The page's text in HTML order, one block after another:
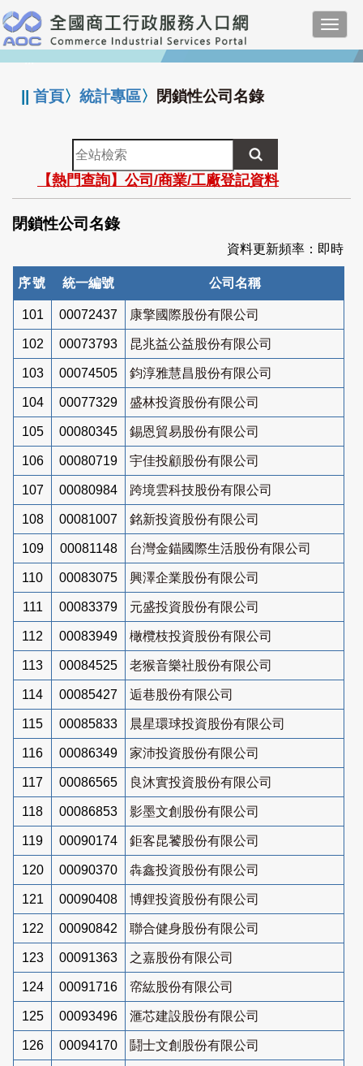
跳
到
主
要
:::
||首頁〉統計專區〉 閉鎖性公司名錄
全
站
檢
索
【熱門查詢】公司/商業/工廠登記資料
閉鎖性公司名錄
資料更新頻率：即時
序號 統一編號 公司名稱
101 00072437 康擎國際股份有限公司
102 00073793 昆兆益公益股份有限公司
103 00074505 鈞淳雅慧昌股份有限公司
104 00077329 盛林投資股份有限公司
105 00080345 錫恩貿易股份有限公司
106 00080719 宇佳投顧股份有限公司
107 00080984 跨境雲科技股份有限公司
108 00081007 銘新投資股份有限公司
109 00081148 台灣金錨國際生活股份有限公司
110 00083075 興澤企業股份有限公司
111 00083379 元盛投資股份有限公司
112 00083949 橄欖枝投資股份有限公司
113 00084525 老猴音樂社股份有限公司
114 00085427 逅巷股份有限公司
115 00085833 晨星環球投資股份有限公司
116 00086349 家沛投資股份有限公司
117 00086565 良沐實投資股份有限公司
118 00086853 影墨文創股份有限公司
119 00090174 鉅客昆饕股份有限公司
120 00090370 犇鑫投資股份有限公司
121 00090408 博鋰投資股份有限公司
122 00090842 聯合健身股份有限公司
123 00091363 之嘉股份有限公司
124 00091716 帟紘股份有限公司
125 00093496 滙芯建設股份有限公司
126 00094170 鬪士文創股份有限公司